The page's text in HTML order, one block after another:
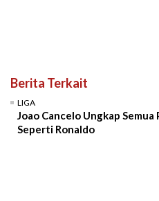
Berita Terkait
LIGA
Joao Cancelo Ungkap
Seperti Ronaldo